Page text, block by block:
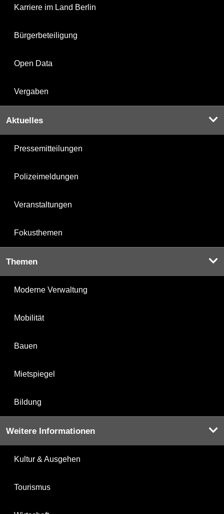
Karriere im Land Berlin
Bürgerbeteiligung
Open Data
Vergaben
Aktuelles
Pressemitteilungen
Polizeimeldungen
Veranstaltungen
Fokusthemen
Themen
Moderne Verwaltung
Mobilität
Bauen
Mietspiegel
Bildung
Weitere Informationen
Kultur & Ausgehen
Tourismus